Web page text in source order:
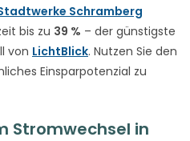
Schramberg
bis zu 39 % – der günstigste
von LichtBlick. Nutzen Sie den
Einsparpotenzial zu
Stromwechsel in